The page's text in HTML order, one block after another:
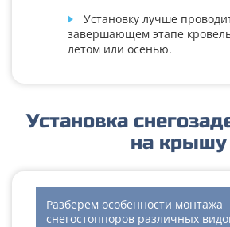
Установку лучше
завершающем этапе
летом или осенью.
Установка
на крышу
Разберем особенности монтажа
снегостоппоров различных